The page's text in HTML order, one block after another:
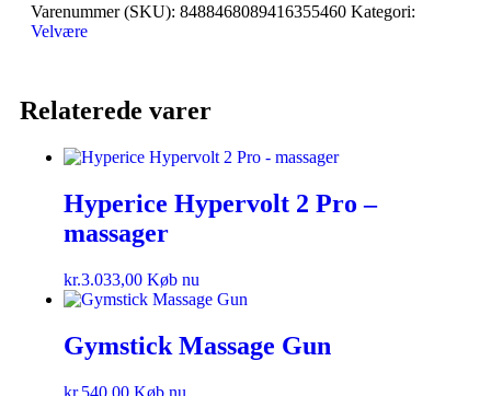
Varenummer (SKU): 8488468089416355460 Kategori:
Velvære
Relaterede varer
Hyperice Hypervolt 2 Pro –
massager
kr.3.033,00 Køb nu
Gymstick Massage Gun
kr.540,00 Køb nu